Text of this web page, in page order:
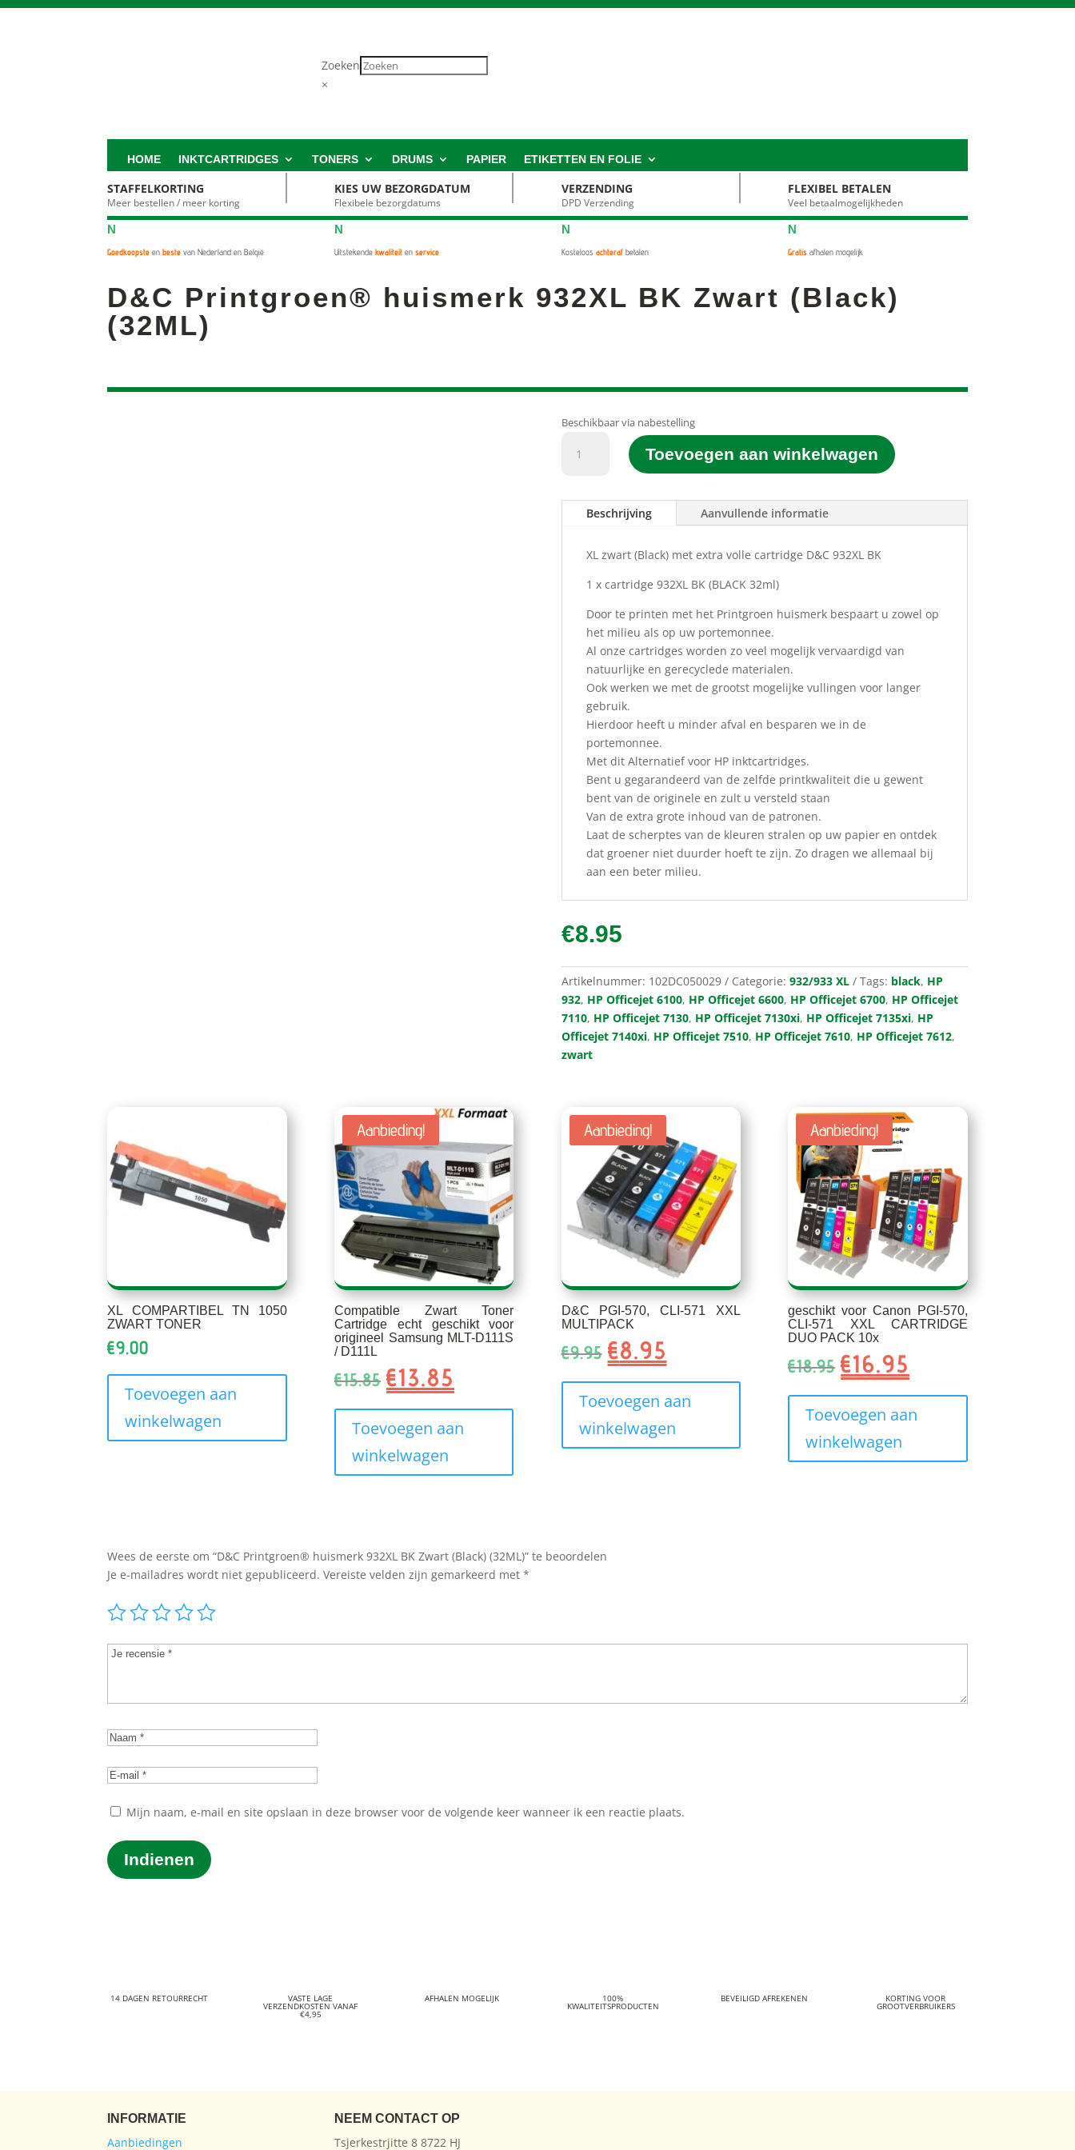
Zoeken
×
HOME INKTCARTRIDGES TONERS DRUMS PAPIER ETIKETTEN EN FOLIE
STAFFELKORTING
Meer bestellen / meer korting
KIES UW BEZORGDATUM
Flexibele bezorgdatums
VERZENDING
DPD Verzending
FLEXIBEL BETALEN
Veel betaalmogelijkheden
N
Goedkoopste enbeste van Nederland en België
N
Uitstekendekwaliteiten service
N
Kosteloos achteraf betalen
N
Gratis afhalen mogelijk
D&C Printgroen® huismerk 932XL BK Zwart (Black)
(32ML)
Beschikbaar via nabestelling
Printgroen®
(Black)
aantal
Toevoegen aan winkelwagen
Beschrijving Aanvullende informatie
XL zwart (Black) met extra volle cartridge D&C 932XL BK
1 x cartridge 932XL BK (BLACK 32ml)
Door te printen met het Printgroen huismerk bespaart u zowel op
het milieu als op uw portemonnee.
Al onze cartridges worden zo veel mogelijk vervaardigd van
natuurlijke en gerecyclede materialen.
Ook werken we met de grootst mogelijke vullingen voor langer
gebruik.
Hierdoor heeft u minder afval en besparen we in de
portemonnee.
Met dit Alternatief voor HP inktcartridges.
Bent u gegarandeerd van de zelfde printkwaliteit die u gewent
bent van de originele en zult u versteld staan
Van de extra grote inhoud van de patronen.
Laat de scherptes van de kleuren stralen op uw papier en ontdek
dat groener niet duurder hoeft te zijn. Zo dragen we allemaal bij
aan een beter milieu.
€8.95
Artikelnummer: 102DC050029 Categorie: 932/933 XL Tags: black, HP
932, HP Officejet 6100, HP Officejet 6600, HP Officejet 6700, HP Officejet
7110, HP Officejet 7130, HP Officejet 7130xi, HP Officejet 7135xi, HP
Officejet 7140xi, HP Officejet 7510, HP Officejet 7610, HP Officejet 7612,
zwart
XL COMPARTIBEL TN 1050
ZWART TONER
€9.00
Toevoegen aan
winkelwagen
Aanbieding!
Compatible Zwart Toner
Cartridge echt geschikt voor
origineel Samsung MLT-D111S
/ D111L
€15.85 Oorspronkelijke
prijs
was:
€15.85.
€13.85
prijs
is:
€13.85.
Toevoegen aan
winkelwagen
Aanbieding!
D&C PGI-570, CLI-571 XXL
MULTIPACK
€9.95 Oorspronkelijke
prijs
was:
€9.95.
€8.95
prijs
is:
€8.95.
Toevoegen aan
winkelwagen
Aanbieding!
geschikt voor Canon PGI-570,
CLI-571 XXL CARTRIDGE
DUO PACK 10x
€18.95 Oorspronkelijke
prijs
was:
€18.95.
€16.95
prijs
is:
€16.95.
Toevoegen aan
winkelwagen
Wees de eerste om “D&C Printgroen® huismerk 932XL BK Zwart (Black) (32ML)” te beoordelen
Je e-mailadres wordt niet gepubliceerd. Vereiste velden zijn gemarkeerd met*
Mijn naam, e-mail en site opslaan in deze browser voor de volgende keer wanneer ik een reactie plaats.
Indienen
14 DAGEN RETOURRECHT VASTE LAGE
VERZENDKOSTEN VANAF
€4,95
AFHALEN MOGELIJK 100%
KWALITEITSPRODUCTEN
BEVEILIGD AFREKENEN KORTING VOOR
GROOTVERBRUIKERS
INFORMATIE
Aanbiedingen
NEEM CONTACT OP
Tsjerkestrjitte 8 8722 HJ